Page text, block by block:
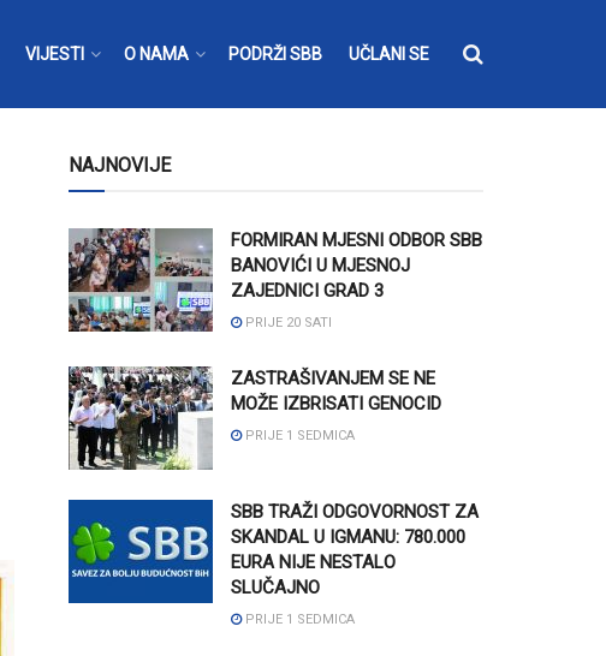
VIJESTI O NAMA PODRŽI SBB UČLANI SE
NAJNOVIJE
FORMIRAN MJESNI ODBOR SBB
BANOVIĆI U MJESNOJ
ZAJEDNICI GRAD 3
PRIJE 20 SATI
ZASTRAŠIVANJEM SE NE
MOŽE IZBRISATI GENOCID
PRIJE 1 SEDMICA
SBB TRAŽI ODGOVORNOST ZA
SKANDAL U IGMANU: 780.000
EURA NIJE NESTALO
SLUČAJNO
PRIJE 1 SEDMICA